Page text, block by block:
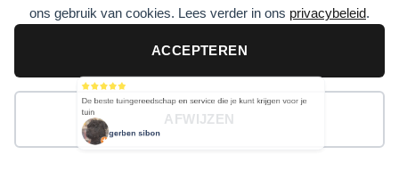
ons gebruik van cookies. Lees verder in ons privacybeleid.
ACCEPTEREN
AFWIJZEN
Categories
PayPal Stripe
gerben sibon
De beste tuingereedschap en service die je kunt krijgen voor je